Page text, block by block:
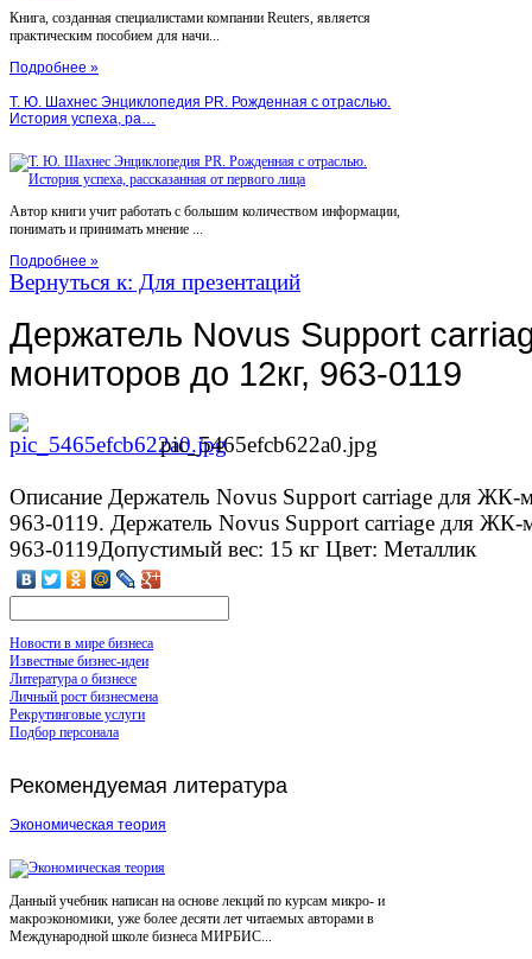
Книга, созданная специалистами компании Reuters, является
практическим пособием для начи...
Подробнее »
Т. Ю. Шахнес Энциклопедия PR. Рожденная с отраслью.
История успеха, ра…
Автор книги учит работать с большим количеством информации,
понимать и принимать мнение ...
Подробнее »
Вернуться к: Для презентаций
Держатель Novus Support
мониторов до 12кг, 963-0119
pic_5465efcb622a0.jpg
Описание Держатель Novus Support carriage для ЖК-
963-0119. Держатель Novus Support carriage для ЖК-
963-0119Допустимый вес: 15 кг Цвет: Металлик
Новости в мире бизнеса
Известные бизнес-идеи
Литература о бизнесе
Личный рост бизнесмена
Рекрутинговые услуги
Подбор персонала
Рекомендуемая литература
Экономическая теория
Данный учебник написан на основе лекций по курсам микро- и
макроэкономики, уже более десяти лет читаемых авторами в
Международной школе бизнеса МИРБИС...